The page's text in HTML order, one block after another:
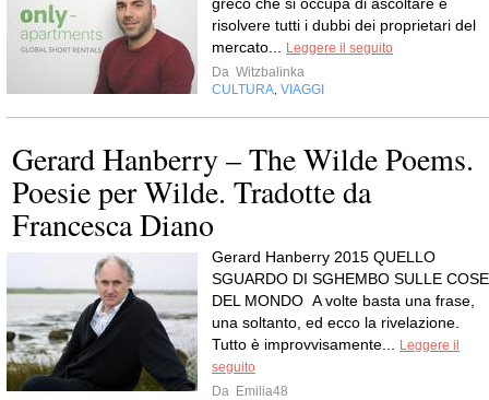
risolvere tutti i dubbi dei proprietari del
mercato...
Leggere il seguito
Da Witzbalinka
CULTURA VIAGGI
Gerard Hanberry – The Wilde Poems.
Poesie per Wilde. Tradotte da
Francesca Diano
Gerard Hanberry 2015 QUELLO
SGUARDO DI SGHEMBO SULLE COSE
DEL MONDO A volte basta una frase,
una soltanto, ed ecco la rivelazione.
Tutto è improvvisamente...
Leggere il
seguito
Da Emilia48